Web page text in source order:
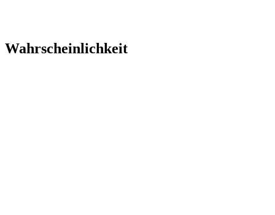
Wahrscheinlichkeit